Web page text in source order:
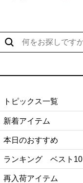
トピックス一覧
新着アイテム
本日のおすすめ
ランキング ベスト10
再入荷アイテム